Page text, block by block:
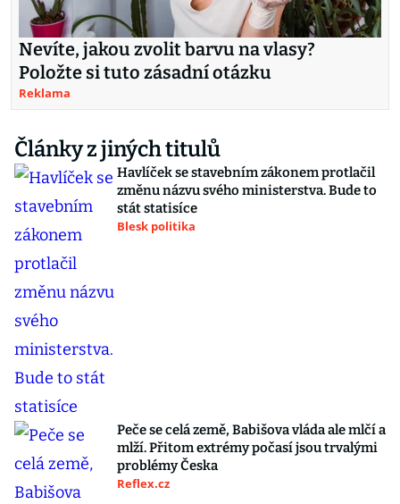
Nevíte, jakou zvolit barvu na vlasy?
Položte si tuto zásadní otázku
Reklama
Články z jiných titulů
Havlíček se stavebním zákonem protlačil
změnu názvu svého ministerstva. Bude to
stát statisíce
Blesk politika
Peče se celá země, Babišova vláda ale mlčí a
mlží. Přitom extrémy počasí jsou trvalými
problémy Česka
Reflex.cz